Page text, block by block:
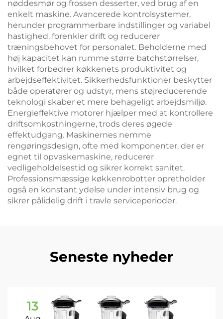
nøddesmør og frossen desserter, ved brug af en
enkelt maskine. Avancerede kontrolsystemer,
herunder programmerbare indstillinger og variabel
hastighed, forenkler drift og reducerer
træningsbehovet for personalet. Beholderne med
høj kapacitet kan rumme større batchstørrelser,
hvilket forbedrer køkkenets produktivitet og
arbejdseffektivitet. Sikkerhedsfunktioner beskytter
både operatører og udstyr, mens støjreducerende
teknologi skaber et mere behageligt arbejdsmiljø.
Energieffektive motorer hjælper med at kontrollere
driftsomkostningerne, trods deres øgede
effektudgang. Maskinernes nemme
rengøringsdesign, ofte med komponenter, der er
egnet til opvaskemaskine, reducerer
vedligeholdelsestid og sikrer korrekt sanitet.
Professionsmæssige køkkenrobotter opretholder
også en konstant ydelse under intensiv brug og
sikrer pålidelig drift i travle serviceperioder.
Seneste nyheder
13